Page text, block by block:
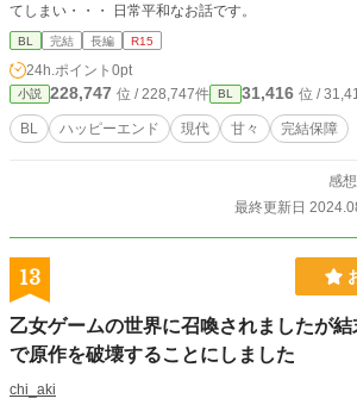
てしまい・・・ 日常平和なお話です。
BL 完結 長編 R15
24h.ポイント 0pt
小説 228,747 位 / 228,747件 BL 31,416 位 /
BL ハッピーエンド 現代 甘々 完結保障
感
最終更新日
13
乙女ゲームの世界に召喚されましたが
で原作を破壊することにしました
chi_aki